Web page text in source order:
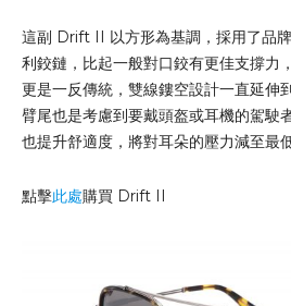
這副 Drift II 以方形為基調，採用了品
利鉸鏈，比起一般對口鉸有更佳支撐力
更是一反傳統，雙線鏤空設計一直延伸
臂尾也是考慮到要戴頭盔或耳機的駕駛
也提升舒適度，將對耳朵的壓力減至最低
點擊此處購買 Drift II